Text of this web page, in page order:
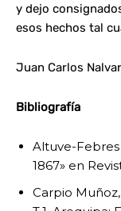
y dejo
esos hechos tal
Juan Carlos
Bibliografía
Altuve-Febres
1867» en
Carpio